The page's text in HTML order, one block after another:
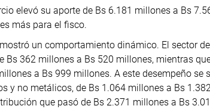
elevó su aporte de Bs 6.181 millones a Bs
más para el fisco.
un comportamiento dinámico. El sector
Bs 362 millones a Bs 520 millones, mientras
a Bs 999 millones. A este desempeño
y no metálicos, de Bs 1.064 millones a Bs
que pasó de Bs 2.371 millones a Bs